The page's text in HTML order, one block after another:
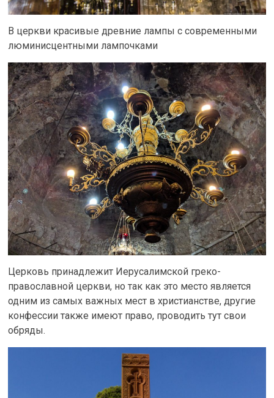
В церкви красивые древние лампы с современными
люминисцентными лампочками
Церковь принадлежит Иерусалимской греко-
православной церкви, но так как это место является
одним из самых важных мест в христианстве, другие
конфессии также имеют право, проводить тут свои
обряды.